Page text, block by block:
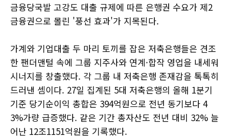
금융당국발 고강도 대출 규제에 따른 은행권 수요가 제2
금융권으로 몰린 '풍선 효과'가 지목된다.
가계와 기업대출 두 마리 토끼를 잡은 저축은행들은 견조
한 팬더맨털 속에 그룹 지주사와 연계·합작 영업을 내세워
시너지를 창출했다. 각 그룹 내 저축은행 존재감을 톡톡히
드러낸 셈이다. 27일 집계된 5대 저축은행의 올해 1분기
기준 당기순이익 총합은 394억원으로 전년 동기보다 4
3%가량 급증했다. 같은 기간 총자산도 전년 대비 32% 늘
어난 12조1151억원을 기록했다.